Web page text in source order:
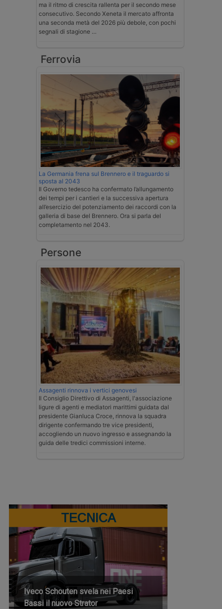
ma il ritmo di crescita rallenta per il secondo mese
consecutivo. Secondo Xeneta il mercato affronta
una seconda metà del 2026 più debole, con pochi
segnali di stagione …
Ferrovia
La Germania frena sul Brennero e il traguardo si
sposta al 2043
Il Governo tedesco ha confermato l’allungamento
dei tempi per i cantieri e la successiva apertura
all’esercizio del potenziamento dei raccordi con la
galleria di base del Brennero. Ora si parla del
completamento nel 2043.
Persone
Assagenti rinnova i vertici genovesi
Il Consiglio Direttivo di Assagenti, l'associazione
ligure di agenti e mediatori marittimi guidata dal
presidente Gianluca Croce, rinnova la squadra
dirigente confermando tre vice presidenti,
accogliendo un nuovo ingresso e assegnando la
guida delle tredici commissioni interne.
TECNICA
Iveco Schouten svela nei Paesi
Bassi il nuovo Strator